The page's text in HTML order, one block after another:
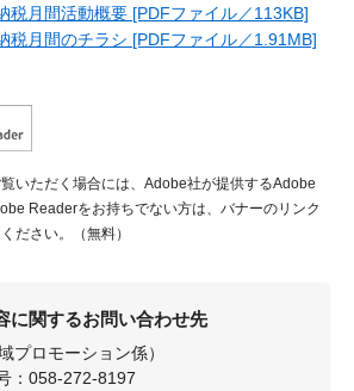
税月間活動概要 [PDFファイル／113KB]
税月間のチラシ [PDFファイル／1.91MB]
いただく場合には、Adobe社が提供するAdobe
Readerをお持ちでない方は、バナーのリンク
ださい。（無料）
に関するお問い合わせ先
域プロモーション係）
：058-272-8197